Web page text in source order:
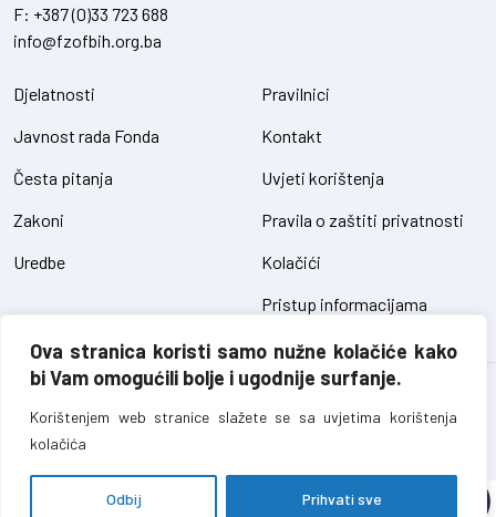
Ova stranica koristi samo nužne kolačiće kako
bi Vam omogućili bolje i ugodnije surfanje.
Korištenjem web stranice slažete se sa uvjetima korištenja
kolačića
Odbij Prihvati sve
F: +387 (0)33 723 688
info@fzofbih.org.ba
Djelatnosti
Javnost rada Fonda
Česta pitanja
Zakoni
Uredbe
Pravilnici
Kontakt
Uvjeti korištenja
Pravila o zaštiti privatnosti
Kolačići
Pristup informacijama
Fond za zaštitu okoliša FBiH – sva prava pridržana // design and
developmentSIK